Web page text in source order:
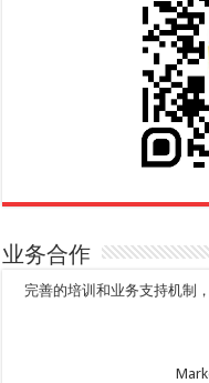
业务合作
完善的培训和业务支持机制